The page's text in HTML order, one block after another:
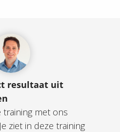
resultaat uit
met ons
ziet in deze training